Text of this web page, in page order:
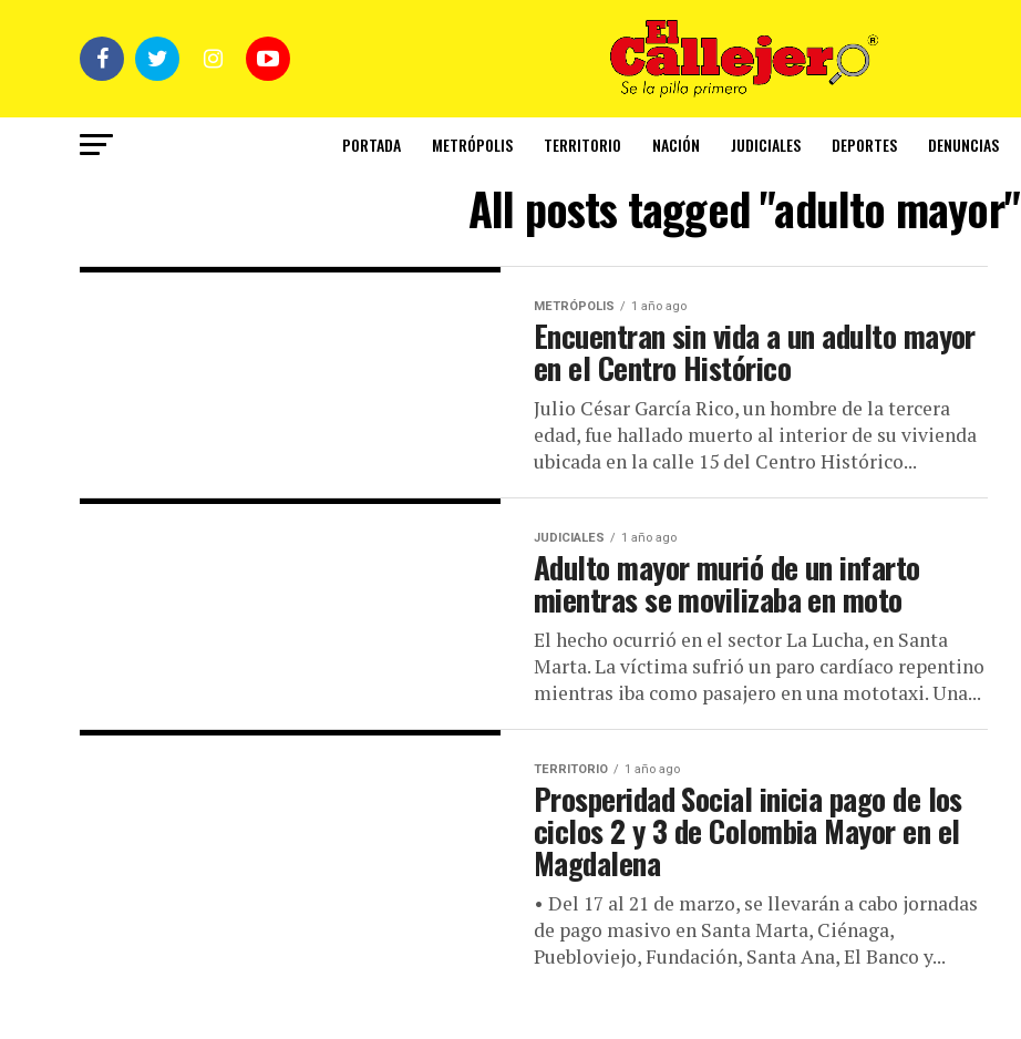
PORTADA METRÓPOLIS TERRITORIO NACIÓN JUDICIALES DEPORTES DENUNCIAS
All posts tagged "adulto mayor"
METRÓPOLIS 1 año ago
Encuentran sin vida a un adulto mayor
en el Centro Histórico
Julio César García Rico, un hombre de la tercera
edad, fue hallado muerto al interior de su vivienda
ubicada en la calle 15 del Centro Histórico...
JUDICIALES 1 año ago
Adulto mayor murió de un infarto
mientras se movilizaba en moto
El hecho ocurrió en el sector La Lucha, en Santa
Marta. La víctima sufrió un paro cardíaco repentino
mientras iba como pasajero en una mototaxi. Una...
TERRITORIO 1 año ago
Prosperidad Social inicia pago de los
ciclos 2 y 3 de Colombia Mayor en el
Magdalena
• Del 17 al 21 de marzo, se llevarán a cabo jornadas
de pago masivo en Santa Marta, Ciénaga,
Puebloviejo, Fundación, Santa Ana, El Banco y...